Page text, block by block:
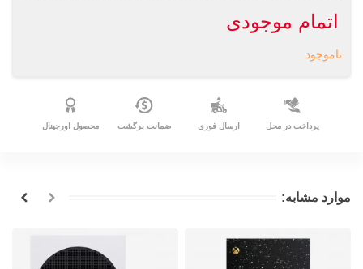
اتمام موجودی
ناموجود
پرداخت در محل ارسال فوری ضمانت برگشت محصول اورجینال
موارد مشابه: